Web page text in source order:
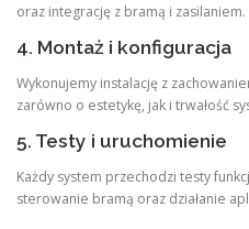
oraz integrację z bramą i zasilaniem.
4. Montaż i konfiguracja
Wykonujemy instalację z
zarówno o estetykę, jak i trwałość
5. Testy i uruchomienie
Każdy system przechodzi testy
sterowanie bramą oraz działanie